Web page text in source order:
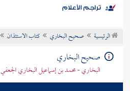
موضوعي
تراجم الأعلام
الرئيسية صحيح البخاري كتاب الاستئذان
صحيح البخاري
البخاري - محمد بن إسماعيل البخاري الجعفي